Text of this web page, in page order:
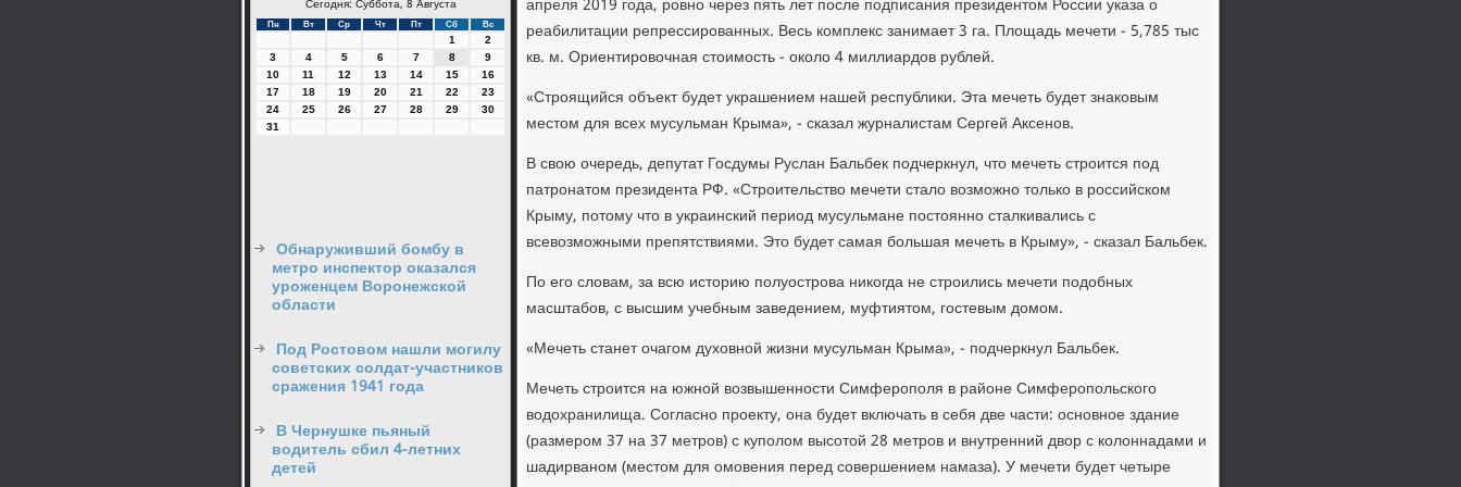
Сегодня: Суббота, 8 Августа
Пн Вт Ср Чт Пт Сб Вс
1
2
3
4 5 6 7 8
9
10
11 12 13 14 15
16
17
18 19 20 21 22
23
24
25 26 27 28 29
30
31
Обнаруживший бомбу в
метро инспектор оказался
уроженцем Воронежской
области
Под Ростовом нашли могилу
советских солдат-участников
сражения 1941 года
В Чернушке пьяный
водитель сбил 4-летних
детей
апреля 2019 года, ровно через пять лет после подписания президентом России указа о
реабилитации репрессированных. Весь комплекс занимает 3 га. Площадь мечети - 5,785 тыс
кв. м. Ориентировочная стоимость - около 4 миллиардов рублей.
«Строящийся объект будет украшением нашей республики. Эта мечеть будет знаковым
местом для всех мусульман Крыма», - сказал журналистам Сергей Аксенов.
В свою очередь, депутат Госдумы Руслан Бальбек подчеркнул, что мечеть строится под
патронатом президента РФ. «Строительство мечети стало возможно только в российском
Крыму, потому что в украинский период мусульмане постоянно сталкивались с
всевозможными препятствиями. Это будет самая большая мечеть в Крыму», - сказал Бальбек.
По его словам, за всю историю полуострова никогда не строились мечети подобных
масштабов, с высшим учебным заведением, муфтиятом, гостевым домом.
«Мечеть станет очагом духовной жизни мусульман Крыма», - подчеркнул Бальбек.
Мечеть строится на южной возвышенности Симферополя в районе Симферопольского
водохранилища. Согласно проекту, она будет включать в себя две части: основное здание
(размером 37 на 37 метров) с куполом высотой 28 метров и внутренний двор с колоннадами и
шадирваном (местом для омовения перед совершением намаза). У мечети будет четыре